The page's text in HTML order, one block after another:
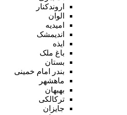
اروندکنار
الوان
امیدیه
اندیمشک
ایذه
باغ ملک
بستان
بندر امام خمینی
ماهشهر
بهبهان
ترکالکی
جایزان